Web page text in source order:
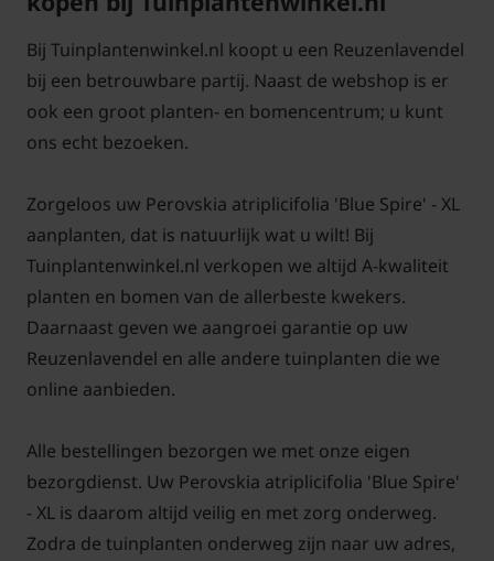
Voor alle grote planten in de XL-serieklik hier
Bij Tuinplantenwinkel.nl koopt u een Reuzenlavendel
bij een betrouwbare partij. Naast de webshop is er
ook een groot planten- en bomencentrum; u kunt
ons echt bezoeken.
Zorgeloos uw Perovskia atriplicifolia 'Blue Spire' - XL
aanplanten, dat is natuurlijk wat u wilt! Bij
Tuinplantenwinkel.nl verkopen we altijd A-kwaliteit
planten en bomen van de allerbeste kwekers.
Daarnaast geven we aangroei garantie op uw
Reuzenlavendel en alle andere tuinplanten die we
online aanbieden.
Alle bestellingen bezorgen we met onze eigen
bezorgdienst. Uw Perovskia atriplicifolia 'Blue Spire'
- XL is daarom altijd veilig en met zorg onderweg.
Zodra de tuinplanten onderweg zijn naar uw adres,